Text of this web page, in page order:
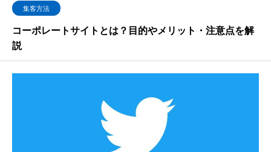
集客方法
コーポレートサイトとは？目的やメリット・注意点を解
説